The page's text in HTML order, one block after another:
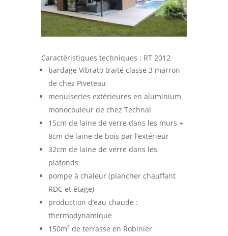
Caractéristiques techniques : RT 2012
bardage Vibrato traité classe 3 marron
de chez Piveteau
menuiseries extérieures en aluminium
monocouleur de chez Technal
15cm de laine de verre dans les murs +
8cm de laine de bois par l’extérieur
32cm de laine de verre dans les
plafonds
pompe à chaleur (plancher chauffant
RDC et étage)
production d’eau chaude :
thermodynamique
150m² de terrasse en Robinier